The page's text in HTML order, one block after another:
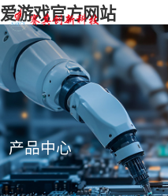
爱游戏官方网站
产品中心